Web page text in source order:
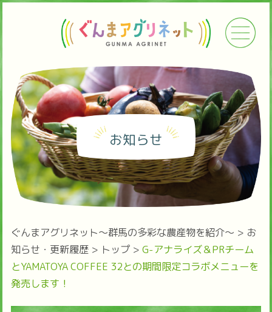
お知らせ
ぐんまアグリネット～群馬の多彩な農産物を紹介～ > お
知らせ・更新履歴> トップ> G-アナライズ＆PRチーム
とYAMATOYA COFFEE 32との期間限定コラボメニューを
発売します！